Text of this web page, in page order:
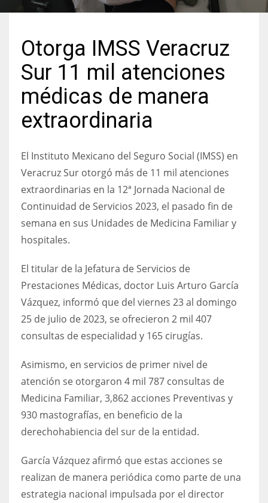
Otorga IMSS Veracruz
Sur 11 mil atenciones
médicas de manera
extraordinaria
El Instituto Mexicano del Seguro Social (IMSS) en
Veracruz Sur otorgó más de 11 mil atenciones
extraordinarias en la 12ª Jornada Nacional de
Continuidad de Servicios 2023, el pasado fin de
semana en sus Unidades de Medicina Familiar y
hospitales.
El titular de la Jefatura de Servicios de
Prestaciones Médicas, doctor Luis Arturo García
Vázquez, informó que del viernes 23 al domingo
25 de julio de 2023, se ofrecieron 2 mil 407
consultas de especialidad y 165 cirugías.
Asimismo, en servicios de primer nivel de
atención se otorgaron 4 mil 787 consultas de
Medicina Familiar, 3,862 acciones Preventivas y
930 mastografías, en beneficio de la
derechohabiencia del sur de la entidad.
García Vázquez afirmó que estas acciones se
realizan de manera periódica como parte de una
estrategia nacional impulsada por el director